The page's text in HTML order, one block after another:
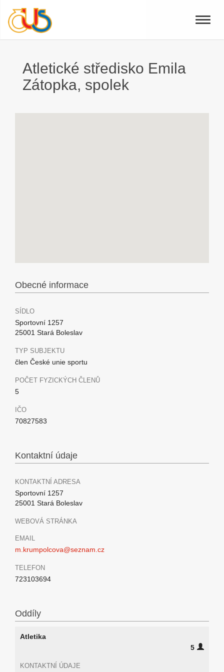
Toggle
Atletické středisko Emila
Zátopka, spolek
Obecné informace
SÍDLO
Sportovní 1257
25001 Stará Boleslav
TYP SUBJEKTU
člen České unie sportu
POČET FYZICKÝCH ČLENŮ
5
IČO
70827583
Kontaktní údaje
KONTAKTNÍ ADRESA
Sportovní 1257
25001 Stará Boleslav
WEBOVÁ STRÁNKA
EMAIL
m.krumpolcova@seznam.cz
TELEFON
723103694
Oddíly
Atletika
5
KONTAKTNÍ ÚDAJE